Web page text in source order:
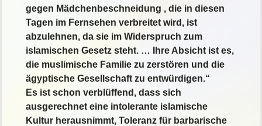
gegen Mädchenbeschneidung , die in diesen
Tagen im Fernsehen verbreitet wird, ist
abzulehnen, da sie im Widerspruch zum
islamischen Gesetz steht. … Ihre Absicht ist es,
die muslimische Familie zu zerstören und die
ägyptische Gesellschaft zu entwürdigen.“
Es ist schon verblüffend, dass sich
ausgerechnet eine intolerante islamische
Kultur herausnimmt, Toleranz für barbarische